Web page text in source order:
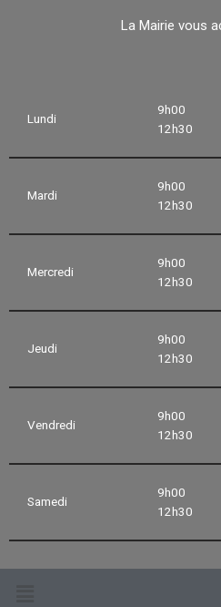
La Mairie vous
Lundi
9h00
12h30
Mardi
9h00
12h30
Mercredi
9h00
12h30
Jeudi
9h00
12h30
Vendredi
9h00
12h30
Samedi
9h00
12h30